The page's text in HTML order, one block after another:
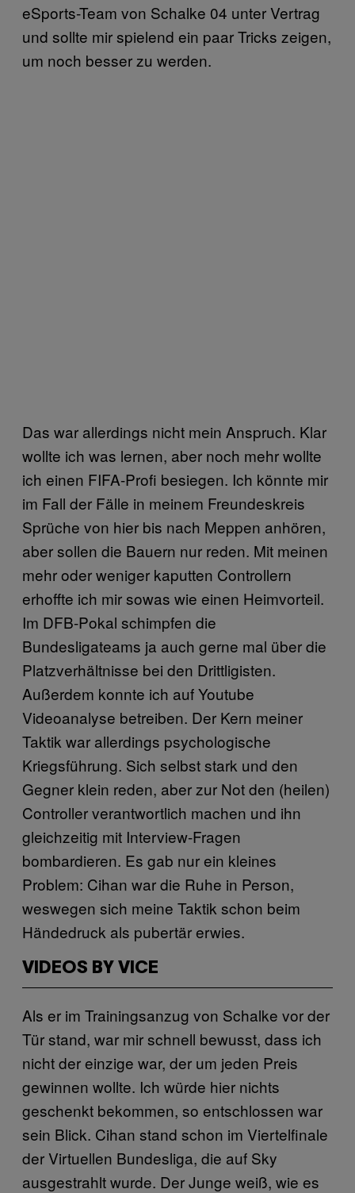
eSports-Team von Schalke 04 unter Vertrag
und sollte mir spielend ein paar Tricks zeigen,
um noch besser zu werden.
Das war allerdings nicht mein Anspruch. Klar
wollte ich was lernen, aber noch mehr wollte
ich einen FIFA-Profi besiegen. Ich könnte mir
im Fall der Fälle in meinem Freundeskreis
Sprüche von hier bis nach Meppen anhören,
aber sollen die Bauern nur reden. Mit meinen
mehr oder weniger kaputten Controllern
erhoffte ich mir sowas wie einen Heimvorteil.
Im DFB-Pokal schimpfen die
Bundesligateams ja auch gerne mal über die
Platzverhältnisse bei den Drittligisten.
Außerdem konnte ich auf Youtube
Videoanalyse betreiben. Der Kern meiner
Taktik war allerdings psychologische
Kriegsführung. Sich selbst stark und den
Gegner klein reden, aber zur Not den (heilen)
Controller verantwortlich machen und ihn
gleichzeitig mit Interview-Fragen
bombardieren. Es gab nur ein kleines
Problem: Cihan war die Ruhe in Person,
weswegen sich meine Taktik schon beim
Händedruck als pubertär erwies.
VIDEOS BY VICE
Als er im Trainingsanzug von Schalke vor der
Tür stand, war mir schnell bewusst, dass ich
nicht der einzige war, der um jeden Preis
gewinnen wollte. Ich würde hier nichts
geschenkt bekommen, so entschlossen war
sein Blick. Cihan stand schon im Viertelfinale
der Virtuellen Bundesliga, die auf Sky
ausgestrahlt wurde. Der Junge weiß, wie es